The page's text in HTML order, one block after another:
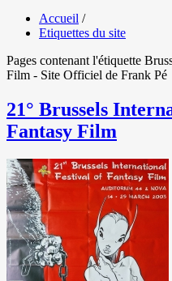
Accueil /
Etiquettes du site
Pages contenant l'étiquette
Film - Site Officiel de Frank Pé
21° Brussels
Fantasy Film